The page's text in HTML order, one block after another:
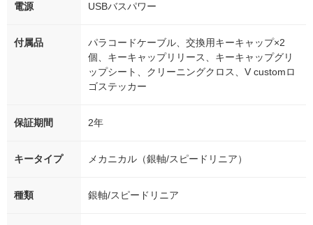
電源 USBバスパワー
付属品
パラコードケーブル、交換用キーキャップ×2
個、キーキャップリリース、キーキャップグリ
ップシート、クリーニングクロス、V customロ
ゴステッカー
保証期間 2年
キータイプ メカニカル（銀軸/スピードリニア）
種類 銀軸/スピードリニア